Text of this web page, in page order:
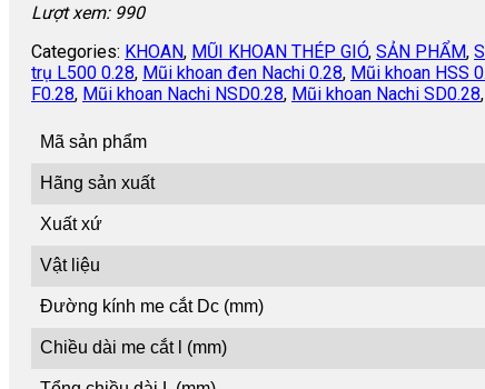
Lượt xem: 990
Categories: KHOAN, MŨI KHOAN THÉP GIÓ, SẢN PHẨM,
trụ L500 0.28, Mũi khoan đen Nachi 0.28, Mũi khoan HSS
F0.28, Mũi khoan Nachi NSD0.28, Mũi khoan Nachi SD0.28,
Mã sản phẩm
Hãng sản xuất
Xuất xứ
Vật liệu
Đường kính me cắt Dc (mm)
Chiều dài me cắt l (mm)